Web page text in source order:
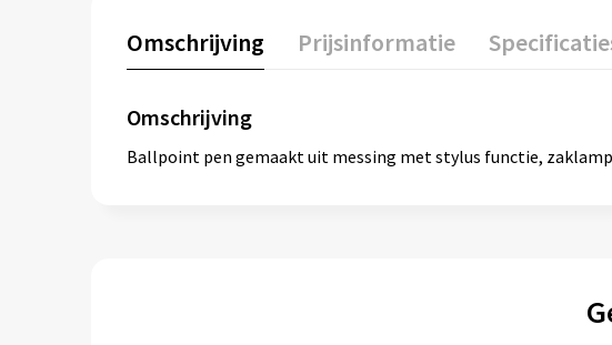
Omschrijving Prijsinformatie
Omschrijving
Ballpoint pen gemaakt uit messing met stylus functie,